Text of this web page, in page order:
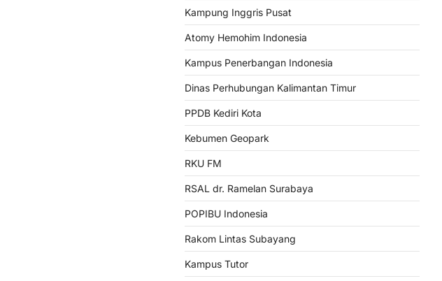
Kampung Inggris Pusat
Atomy Hemohim Indonesia
Kampus Penerbangan Indonesia
Dinas Perhubungan Kalimantan Timur
PPDB Kediri Kota
Kebumen Geopark
RKU FM
RSAL dr. Ramelan Surabaya
POPIBU Indonesia
Rakom Lintas Subayang
Kampus Tutor